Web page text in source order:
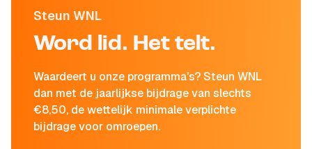
Steun WNL
Word lid. Het telt.
Waardeert u onze programma's? Steun WNL
dan met de jaarlijkse bijdrage van slechts
€8,50, de wettelijk minimale verplichte
bijdrage voor omroepen.